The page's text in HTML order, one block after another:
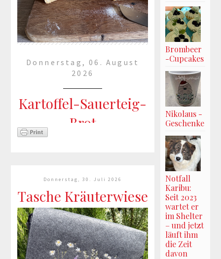
Donnerstag, 06. August
2026
Kartoffel-Sauerteig-
Brot
total aufgegangen :-)
mehr lesen »
Donnerstag, 30. Juli 2026
Tasche Kräuterwiese
Brombeer
-Cupcakes
Nikolaus -
Geschenke
Notfall
Karibu:
Seit 2023
wartet er
im Shelter
– und jetzt
läuft ihm
die Zeit
davon